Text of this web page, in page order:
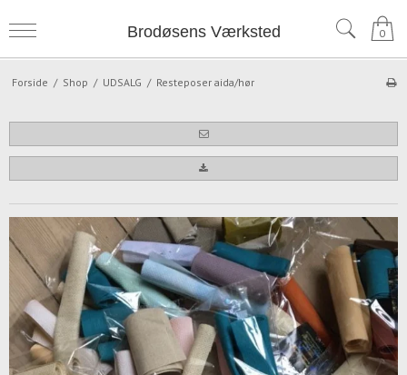
Brodøsens Værksted 0
Forside / Shop / UDSALG / Resteposer aida/hør